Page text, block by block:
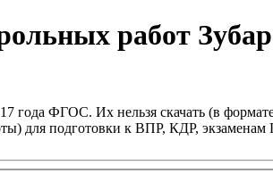
работ
года ФГОС. Их нельзя скачать (в
для подготовки к ВПР, КДР,